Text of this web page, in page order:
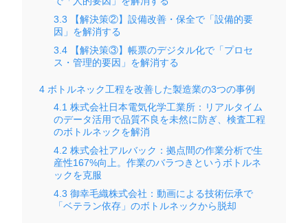
3.3 【解決策②】設備改善・保全で「設備的要
因」を解消する
3.4 【解決策③】帳票のデジタル化で「プロセ
ス・管理的要因」を解消する
4 ボトルネック工程を改善した製造業の3つの事例
4.1 株式会社日本電気化学工業所：リアルタイム
のデータ活用で品質不良を未然に防ぎ、検査工程
のボトルネックを解消
4.2 株式会社アルバック：拠点間の作業分析で生
産性167%向上。作業のバラつきというボトルネ
ックを克服
4.3 御幸毛織株式会社：動画による技術伝承で
「ベテラン依存」のボトルネックから脱却